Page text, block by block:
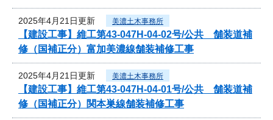
2025年4月21日更新 美濃土木事務所
【建設工事】維工第43-047H-04-02号/公共 舗装道補
修（国補正分）富加美濃線舗装補修工事
2025年4月21日更新 美濃土木事務所
【建設工事】維工第43-047H-04-01号/公共 舗装道補
修（国補正分）関本巣線舗装補修工事